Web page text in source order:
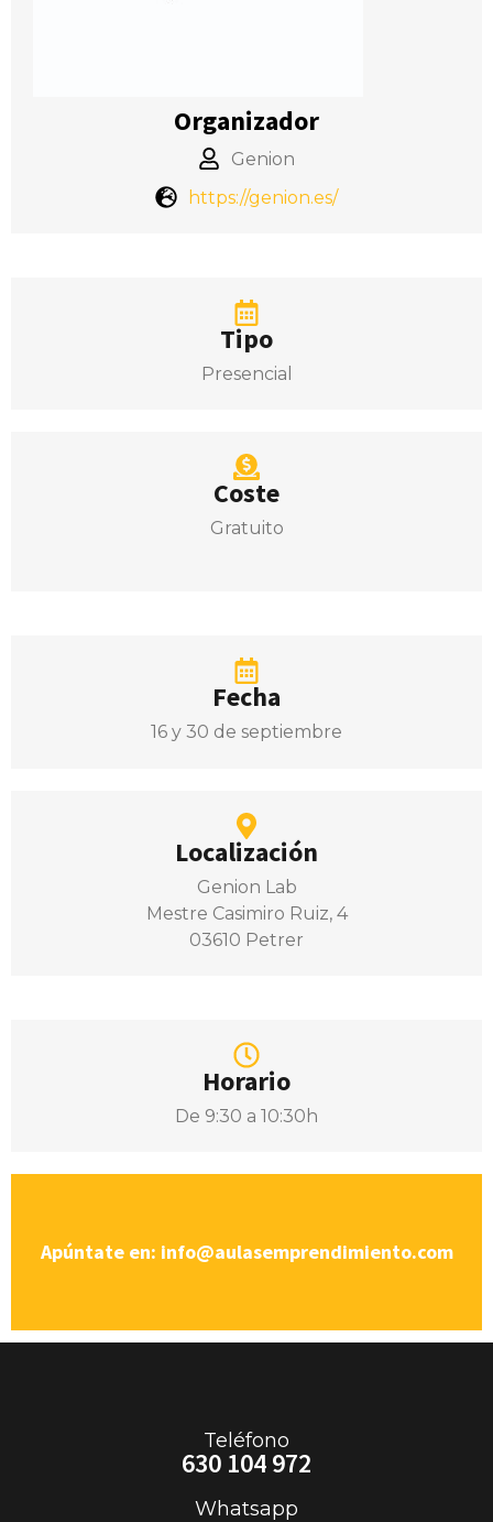
Organizador
Genion
https://genion.es/
Tipo
Presencial
Coste
Gratuito
Fecha
16 y 30 de septiembre
Localización
Genion Lab
Mestre Casimiro Ruiz, 4
03610 Petrer
Horario
De 9:30 a 10:30h
Apúntate en: info@aulasemprendimiento.com
Teléfono
630 104 972
Whatsapp